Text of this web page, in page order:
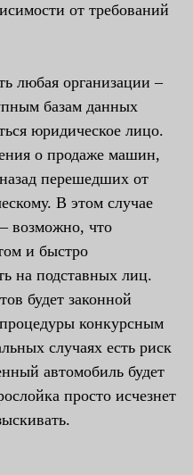
от требований
любая организации –
базам данных
юридическое лицо.
о продаже машин,
перешедших от
В этом случае
возможно, что
и быстро
на подставных лиц.
будет законной
конкурсным
случаях есть риск
автомобиль будет
просто исчезнет